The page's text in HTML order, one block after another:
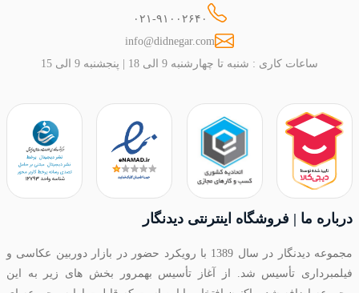
۰۲۱-۹۱۰۰۲۶۴۰
info@didnegar.com
ساعات کاری : شنبه تا چهارشنبه 9 الی 18 | پنجشنبه 9 الی 15
درباره ما | فروشگاه اینترنتی دیدنگار
مجموعه دیدنگار در سال 1389 با رویکرد حضور در بازار دوربین عکاسی و
فیلمبرداری تأسیس شد. از آغاز تأسیس بهمرور بخش های زیر به این